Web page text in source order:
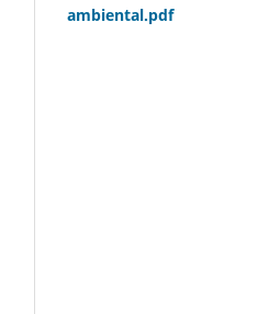
ambiental.pdf